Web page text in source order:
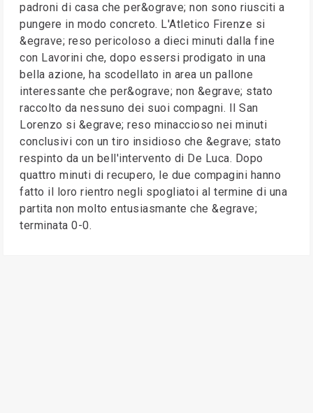
padroni di casa che per&ograve; non sono riusciti a
pungere in modo concreto. L'Atletico Firenze si
&egrave; reso pericoloso a dieci minuti dalla fine
con Lavorini che, dopo essersi prodigato in una
bella azione, ha scodellato in area un pallone
interessante che per&ograve; non &egrave; stato
raccolto da nessuno dei suoi compagni. Il San
Lorenzo si &egrave; reso minaccioso nei minuti
conclusivi con un tiro insidioso che &egrave; stato
respinto da un bell'intervento di De Luca. Dopo
quattro minuti di recupero, le due compagini hanno
fatto il loro rientro negli spogliatoi al termine di una
partita non molto entusiasmante che &egrave;
terminata 0-0.